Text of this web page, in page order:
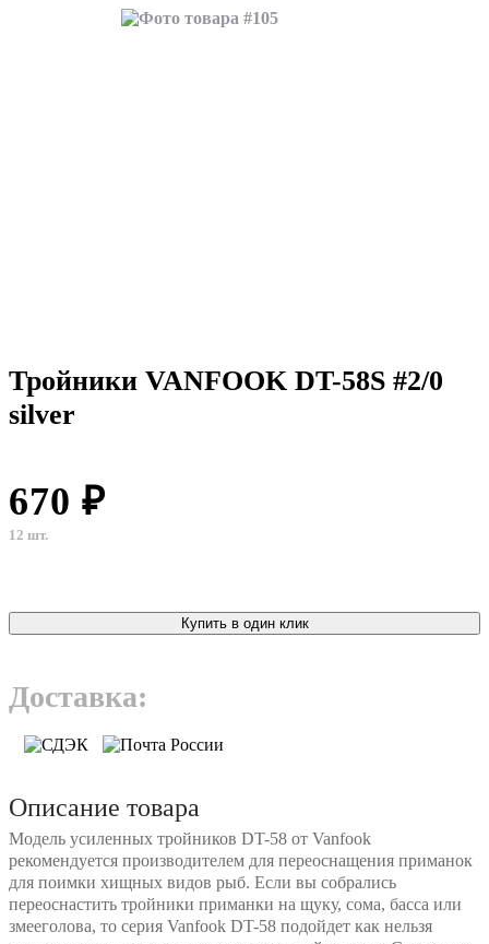
Тройники VANFOOK DT-58S #2/0
silver
670 ₽
12 шт.
Купить в один клик
Доставка:
Описание товара
Модель усиленных тройников DT-58 от Vanfook
рекомендуется производителем для переоснащения приманок
для поимки хищных видов рыб. Если вы собрались
переоснастить тройники приманки на щуку, сома, басса или
змееголова, то серия Vanfook DT-58 подойдет как нельзя